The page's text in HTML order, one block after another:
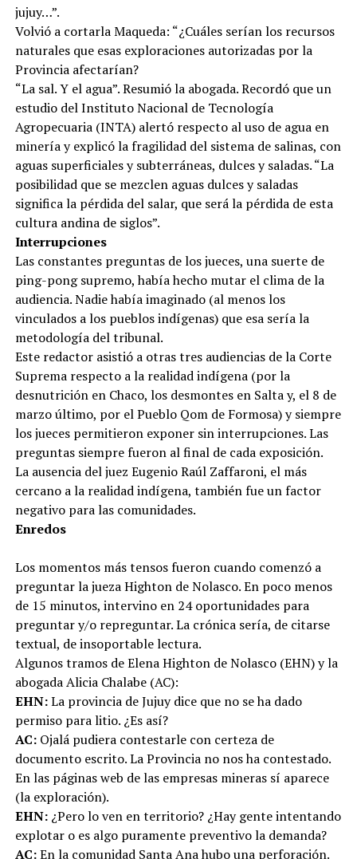
jujuy…”.
Volvió a cortarla Maqueda: “¿Cuáles serían los recursos
naturales que esas exploraciones autorizadas por la
Provincia afectarían?
“La sal. Y el agua”. Resumió la abogada. Recordó que un
estudio del Instituto Nacional de Tecnología
Agropecuaria (INTA) alertó respecto al uso de agua en
minería y explicó la fragilidad del sistema de salinas, con
aguas superficiales y subterráneas, dulces y saladas. “La
posibilidad que se mezclen aguas dulces y saladas
significa la pérdida del salar, que será la pérdida de esta
cultura andina de siglos”.
Interrupciones
Las constantes preguntas de los jueces, una suerte de
ping-pong supremo, había hecho mutar el clima de la
audiencia. Nadie había imaginado (al menos los
vinculados a los pueblos indígenas) que esa sería la
metodología del tribunal.
Este redactor asistió a otras tres audiencias de la Corte
Suprema respecto a la realidad indígena (por la
desnutrición en Chaco, los desmontes en Salta y, el 8 de
marzo último, por el Pueblo Qom de Formosa) y siempre
los jueces permitieron exponer sin interrupciones. Las
preguntas siempre fueron al final de cada exposición.
La ausencia del juez Eugenio Raúl Zaffaroni, el más
cercano a la realidad indígena, también fue un factor
negativo para las comunidades.
Enredos
Los momentos más tensos fueron cuando comenzó a
preguntar la jueza Highton de Nolasco. En poco menos
de 15 minutos, intervino en 24 oportunidades para
preguntar y/o repreguntar. La crónica sería, de citarse
textual, de insoportable lectura.
Algunos tramos de Elena Highton de Nolasco (EHN) y la
abogada Alicia Chalabe (AC):
EHN:La provincia de Jujuy dice que no se ha dado
permiso para litio. ¿Es así?
AC:Ojalá pudiera contestarle con certeza de
documento escrito. La Provincia no nos ha contestado.
En las páginas web de las empresas mineras sí aparece
(la exploración).
EHN:¿Pero lo ven en territorio? ¿Hay gente intentando
explotar o es algo puramente preventivo la demanda?
AC:En la comunidad Santa Ana hubo una perforación.